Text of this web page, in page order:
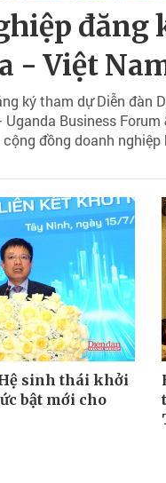
đăng
- Việt
ký tham dự Diễn đàn
Business Forum
đồng doanh nghiệp
sinh thái khởi
bật mới cho